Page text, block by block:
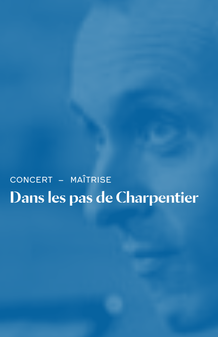
CONCERT MAÎTRISE
Dans les pas de Charpentier